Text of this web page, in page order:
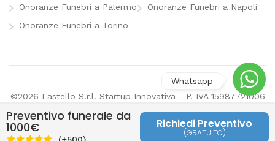
Onoranze Funebri a Palermo
Onoranze Funebri a Torino
Onoranze Funebri a Napoli
©2026 Lastello S.r.l. Startup Innovativa - P. IVA 15987721006
preferenze pubblicitarie
Preventivo funerale da
1000€ Richiedi Preventivo
(GRATUITO)